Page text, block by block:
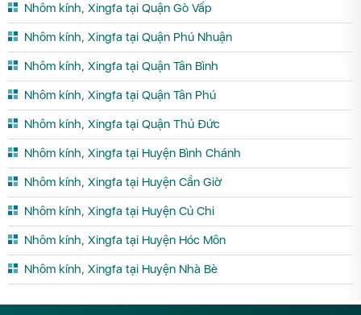
Nhôm kính, Xingfa tại Quận Gò Vấp
Nhôm kính, Xingfa tại Quận Phú Nhuận
Nhôm kính, Xingfa tại Quận Tân Bình
Nhôm kính, Xingfa tại Quận Tân Phú
Nhôm kính, Xingfa tại Quận Thủ Đức
Nhôm kính, Xingfa tại Huyện Bình Chánh
Nhôm kính, Xingfa tại Huyện Cần Giờ
Nhôm kính, Xingfa tại Huyện Củ Chi
Nhôm kính, Xingfa tại Huyện Hóc Môn
Nhôm kính, Xingfa tại Huyện Nhà Bè